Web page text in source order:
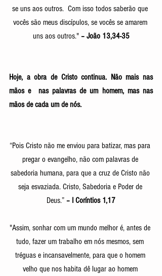
se uns aos outros.  Com isso todos saberão que
vocês são meus discípulos, se vocês se amarem
uns aos outros." – João 13,34-35
Hoje, a obra de Cristo continua. Não mais nas
mãos e  nas palavras de um homem, mas nas
mãos de cada um de nós.
“Pois Cristo não me enviou para batizar, mas para
pregar o evangelho, não com palavras de
sabedoria humana, para que a cruz de Cristo não
seja esvaziada. Cristo, Sabedoria e Poder de
Deus.” – I Coríntios 1,17
"Assim, sonhar com um mundo melhor é, antes de
tudo, fazer um trabalho em nós mesmos, sem
tréguas e incansavelmente, para que o homem
velho que nos habita dê lugar ao homem